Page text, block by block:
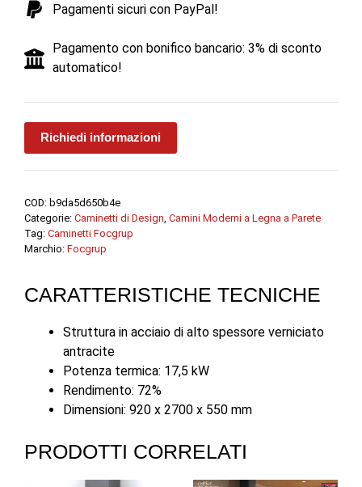
G
17,5
quantità
Pagamenti sicuri con PayPal!
Pagamento con bonifico bancario: 3% di sconto
automatico!
Richiedi informazioni
COD: b9da5d650b4e
Categorie: Caminetti di Design, Camini Moderni a Legna a Parete
Tag: Caminetti Focgrup
Marchio: Focgrup
CARATTERISTICHE TECNICHE
Struttura in acciaio di alto spessore verniciato
antracite
Potenza termica: 17,5 kW
Rendimento: 72%
Dimensioni: 920 x 2700 x 550 mm
PRODOTTI CORRELATI